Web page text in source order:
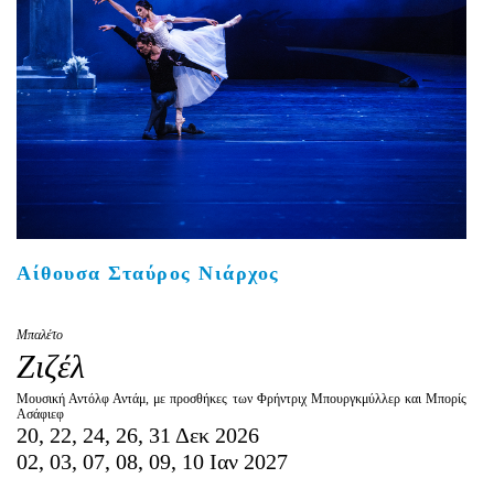
Πληροφορίες
Είσοδος διαχειριστή
Αίθουσα Σταύρος Νιάρχος
Μπαλέτο
Ζιζέλ
Μουσική Αντόλφ Αντάμ, με προσθήκες των Φρήντριχ Μπουργκμύλλερ και Μπορίς
Ασάφιεφ
20, 22, 24, 26, 31 Δεκ 2026
02, 03, 07, 08, 09, 10 Ιαν 2027